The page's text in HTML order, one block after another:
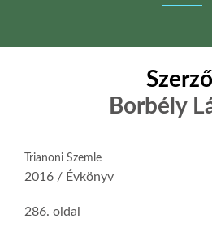
Borbély
Trianoni Szemle
2016 / Évkönyv
286. oldal